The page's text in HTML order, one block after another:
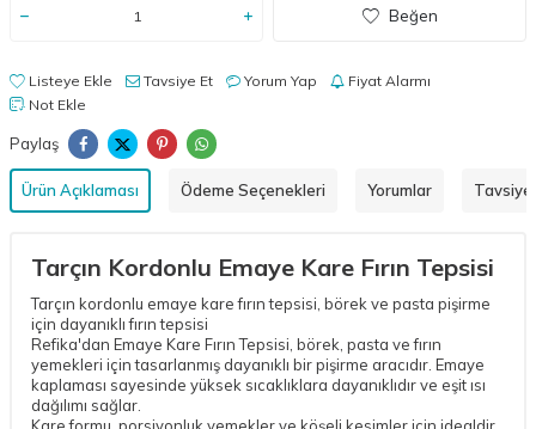
Beğen
Listeye Ekle Tavsiye Et Yorum Yap
Fiyat Alarmı
Not Ekle
Paylaş
Ürün Açıklaması Ödeme Seçenekleri Yorumlar Tavsiye
Tarçın Kordonlu Emaye Kare Fırın Tepsisi
Tarçın kordonlu emaye kare fırın tepsisi, börek ve pasta pişirme
için dayanıklı fırın tepsisi
Refika'dan Emaye Kare Fırın Tepsisi, börek, pasta ve fırın
yemekleri için tasarlanmış dayanıklı bir pişirme aracıdır. Emaye
kaplaması sayesinde yüksek sıcaklıklara dayanıklıdır ve eşit ısı
dağılımı sağlar.
Kare formu, porsiyonluk yemekler ve köşeli kesimler için idealdir.